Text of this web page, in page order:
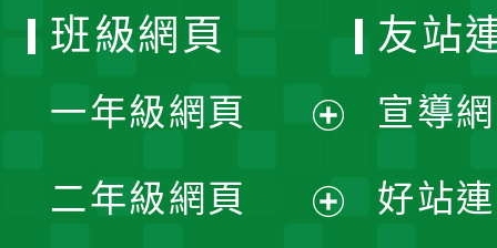
班級網頁
一年級網頁
開
二年級網頁
友站
宣導
好站